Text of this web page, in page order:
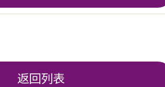
返回列表